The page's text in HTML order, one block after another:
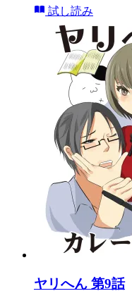
試し読み
ヤリへん 第9話